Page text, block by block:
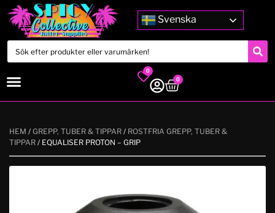
Svenska
0
0
HEM / GREPP, TUBER & TIPPAR / ROSTFRIA GREPP, TUBER &
TIPPAR / EQUALISER PROTON – GRIP